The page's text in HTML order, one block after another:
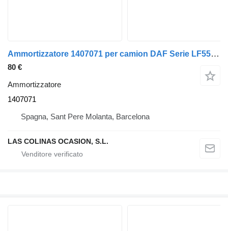
Ammortizzatore 1407071 per camion DAF Serie LF55.XXX desde 06
80 €
Ammortizzatore
1407071
Spagna, Sant Pere Molanta, Barcelona
LAS COLINAS OCASION, S.L.